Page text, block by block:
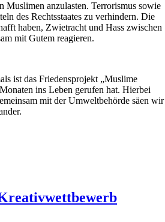
Muslimen anzulasten. Terrorismus sowie
des Rechtsstaates zu verhindern. Die
haben, Zwietracht und Hass zwischen
mit Gutem reagieren.
ist das Friedensprojekt „Muslime
ins Leben gerufen hat. Hierbei
mit der Umweltbehörde säen wir